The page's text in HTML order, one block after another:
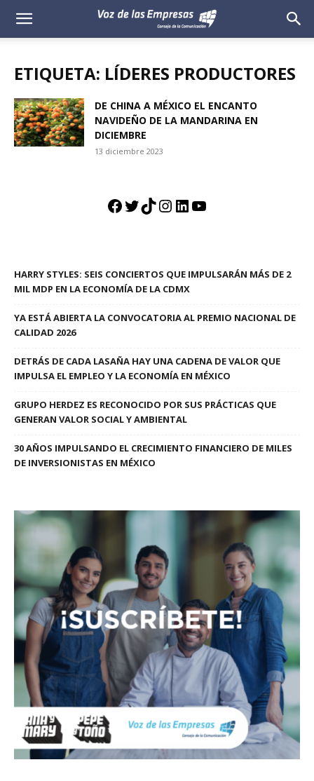
Voz
Empresas
ETIQUETA: LÍDERES PRODUCTORES
DE CHINA A MÉXICO EL ENCANTO
NAVIDEÑO DE LA MANDARINA EN
DICIEMBRE
13 diciembre 2023
Facebook
Twitter
TikTok
Instagram
LinkedIn
YouTube
HARRY STYLES: SEIS CONCIERTOS QUE IMPULSARÁN MÁS DE 2
MIL MDP EN LA ECONOMÍA DE LA CDMX
YA ESTÁ ABIERTA LA CONVOCATORIA AL PREMIO NACIONAL DE
CALIDAD 2026
DETRÁS DE CADA LASAÑA HAY UNA CADENA DE VALOR QUE
IMPULSA EL EMPLEO Y LA ECONOMÍA EN MÉXICO
GRUPO HERDEZ ES RECONOCIDO POR SUS PRÁCTICAS QUE
GENERAN VALOR SOCIAL Y AMBIENTAL
30 AÑOS IMPULSANDO EL CRECIMIENTO FINANCIERO DE MILES
DE INVERSIONISTAS EN MÉXICO